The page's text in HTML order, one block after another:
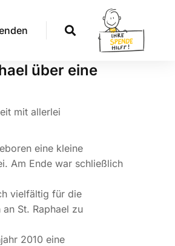
über eine
mit allerlei
eine kleine
Am Ende war schließlich
vielfältig für die
St. Raphael zu
2010 eine